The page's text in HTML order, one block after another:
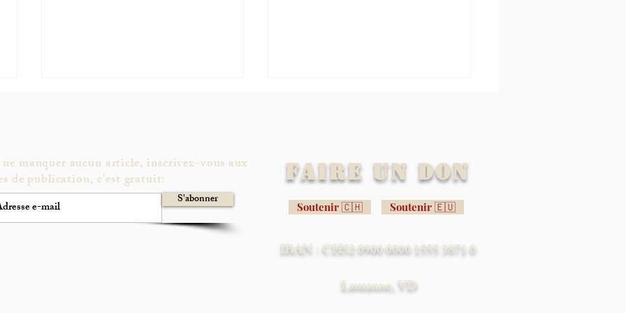
Ukraine: le cadavre de l’Europe
manquer aucun article, inscrivez-vous aux
de publication, c'est gratuit:
S'abonner
Faire un don
Soutenir 🇨🇭 Soutenir 🇪🇺
IBAN : CH52 0900 0000 1555 3871 0
Lausanne, VD